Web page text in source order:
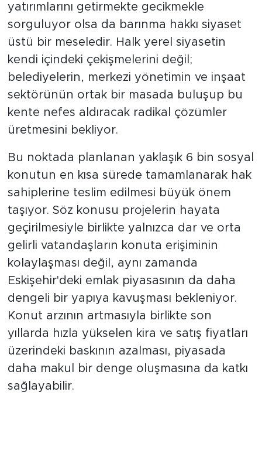
yatırımlarını getirmekte gecikmekle
sorguluyor olsa da barınma hakkı siyaset
üstü bir meseledir. Halk yerel siyasetin
kendi içindeki çekişmelerini değil;
belediyelerin, merkezi yönetimin ve inşaat
sektörünün ortak bir masada buluşup bu
kente nefes aldıracak radikal çözümler
üretmesini bekliyor.
Bu noktada planlanan yaklaşık 6 bin sosyal
konutun en kısa sürede tamamlanarak hak
sahiplerine teslim edilmesi büyük önem
taşıyor. Söz konusu projelerin hayata
geçirilmesiyle birlikte yalnızca dar ve orta
gelirli vatandaşların konuta erişiminin
kolaylaşması değil, aynı zamanda
Eskişehir'deki emlak piyasasının da daha
dengeli bir yapıya kavuşması bekleniyor.
Konut arzının artmasıyla birlikte son
yıllarda hızla yükselen kira ve satış fiyatları
üzerindeki baskının azalması, piyasada
daha makul bir denge oluşmasına da katkı
sağlayabilir.